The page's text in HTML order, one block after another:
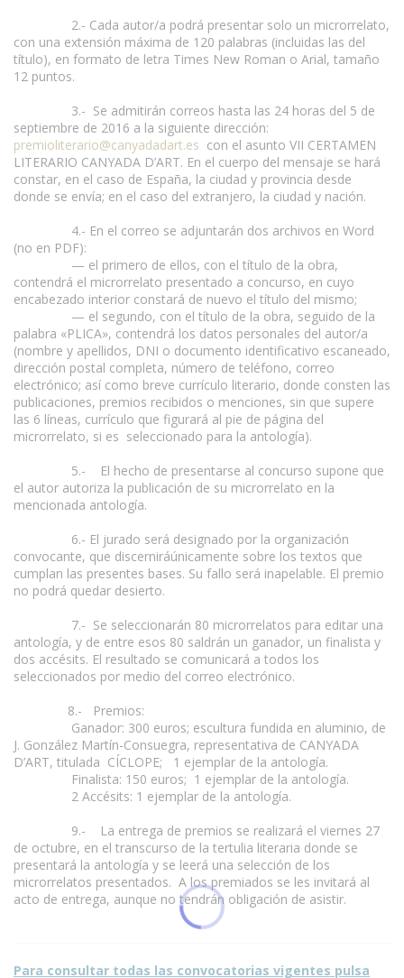
2.- Cada autor/a podrá presentar solo un microrrelato,
con una extensión máxima de 120 palabras (incluidas las del
título), en formato de letra Times New Roman o Arial, tamaño
12 puntos.
3.- Se admitirán correos hasta las 24 horas del 5 de
septiembre de 2016 a la siguiente dirección:
premioliterario@canyadadart.es con el asunto VII CERTAMEN
LITERARIO CANYADA D’ART. En el cuerpo del mensaje se hará
constar, en el caso de España, la ciudad y provincia desde
donde se envía; en el caso del extranjero, la ciudad y nación.
4.- En el correo se adjuntarán dos archivos en Word
(no en PDF):
— el primero de ellos, con el título de la obra,
contendrá el microrrelato presentado a concurso, en cuyo
encabezado interior constará de nuevo el título del mismo;
— el segundo, con el título de la obra, seguido de la
palabra «PLICA», contendrá los datos personales del autor/a
(nombre y apellidos, DNI o documento identificativo escaneado,
dirección postal completa, número de teléfono, correo
electrónico; así como breve currículo literario, donde consten las
publicaciones, premios recibidos o menciones, sin que supere
las 6 líneas, currículo que figurará al pie de página del
microrrelato, si es seleccionado para la antología).
5.- El hecho de presentarse al concurso supone que
el autor autoriza la publicación de su microrrelato en la
mencionada antología.
6.- El jurado será designado por la organización
convocante, que discerniráúnicamente sobre los textos que
cumplan las presentes bases. Su fallo será inapelable. El premio
no podrá quedar desierto.
7.- Se seleccionarán 80 microrrelatos para editar una
antología, y de entre esos 80 saldrán un ganador, un finalista y
dos accésits. El resultado se comunicará a todos los
seleccionados por medio del correo electrónico.
8.- Premios:
Ganador: 300 euros; escultura fundida en aluminio, de
J. González Martín-Consuegra, representativa de CANYADA
D’ART, titulada CÍCLOPE; 1 ejemplar de la antología.
Finalista: 150 euros; 1 ejemplar de la antología.
2 Accésits: 1 ejemplar de la antología.
9.- La entrega de premios se realizará el viernes 27
de octubre, en el transcurso de la tertulia literaria donde se
presentará la antología y se leerá una selección de los
microrrelatos presentados. A los premiados se les invitará al
acto de entrega, aunque no tendrán obligación de asistir.
Para consultar todas las convocatorias vigentes pulsa